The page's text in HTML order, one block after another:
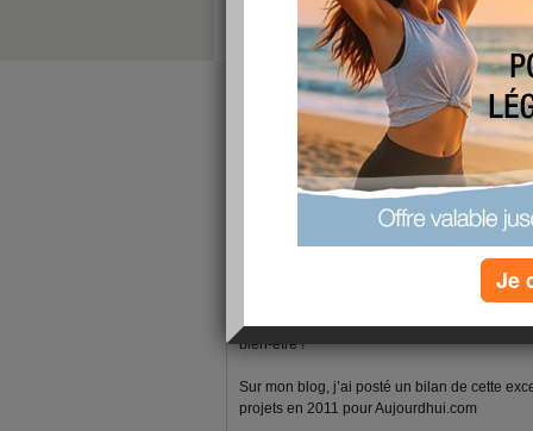
1 - 2 de 2 ‹ Préc. Suiv. › »
fabrice-boutain
publié le 18/01/2011 à 08:12
Je te souhaite une excellente année 2011,
bien-être !
Sur mon blog, j’ai posté un bilan de cette
projets en 2011 pour Aujourdhui.com
Je